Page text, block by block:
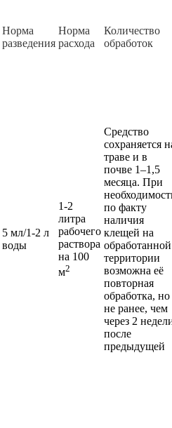
Норма
разведения
Норма
расхода
Количество
обработок
5 мл/1-2 л
воды
1-2
литра
рабочего
раствора
на 100
м2
Средство
сохраняется
траве и в
почве 1–1,5
месяца. При
по факту
наличия
клещей на
обработанной
территории
возможна её
повторная
обработка, но
не ранее, чем
через 2
после
предыдущей